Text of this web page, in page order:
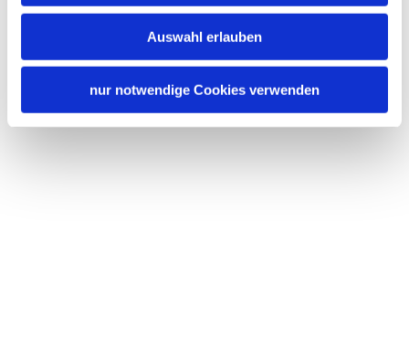
Auswahl erlauben
nur notwendige Cookies verwenden